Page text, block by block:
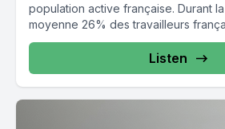
population active française. Durant
moyenne 26% des travailleurs
Listen